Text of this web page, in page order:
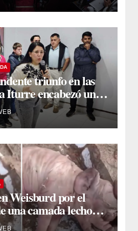
triunfo en las
Iturre encabezó un
vecinos y dirigentes
Weisburd por el
una camada lechones